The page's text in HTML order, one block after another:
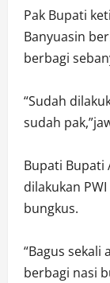
Pak Bupati
Banyuasin
berbagi
“Sudah
sudah
Bupati Bupati
dilakukan
bungkus.
“Bagus sekali
berbagi nasi